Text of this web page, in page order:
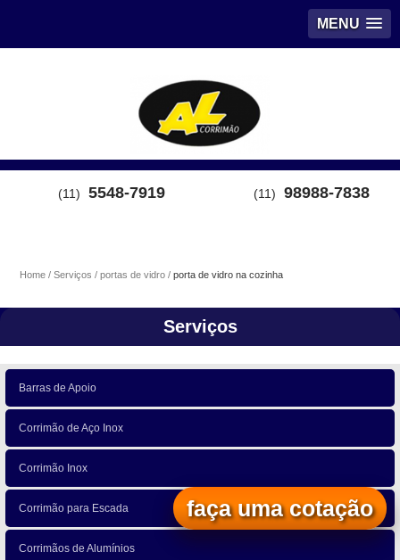
MENU
(11) 5548-7919 (11) 98988-7838
Home Serviços portas de vidro porta de vidro na cozinha
Serviços
Barras de Apoio
Corrimão de Aço Inox
Corrimão Inox
Corrimão para Escada
Corrimãos de Alumínios
faça uma cotação